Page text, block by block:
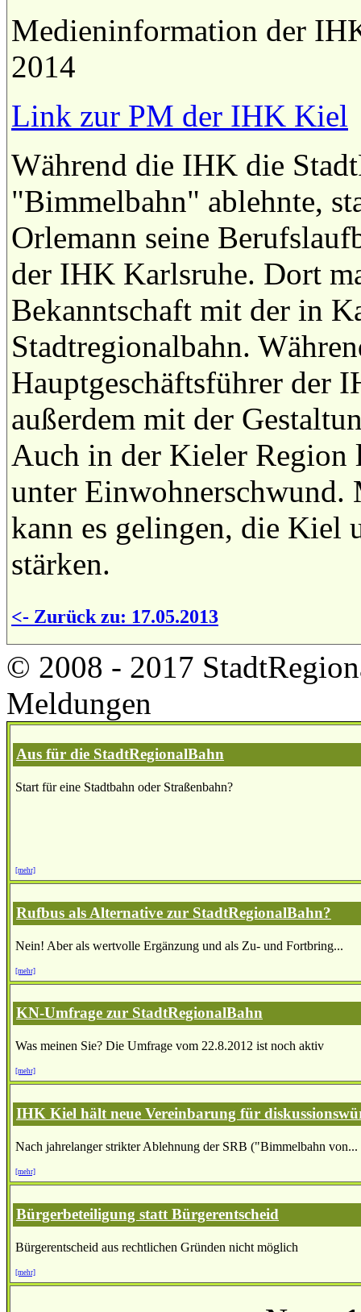
Medieninformation der
2014
Link zur PM der IHK Kiel
Während die IHK die
"Bimmelbahn" ablehnte,
Orlemann seine
der IHK Karlsruhe. Dort
Bekanntschaft mit der in
Stadtregionalbahn.
Hauptgeschäftsführer der
außerdem mit der
Auch in der Kieler Region
unter Einwohnerschwund.
kann es gelingen, die Kiel
stärken.
<- Zurück zu: 17.05.2013
© 2008 - 2017
Meldungen
Aus für die StadtRegionalBahn
Start für eine Stadtbahn oder Straßenbahn?
[mehr]
Rufbus als Alternative zur StadtRegionalBahn?
Nein! Aber als wertvolle Ergänzung und als Zu- und Fortbring...
[mehr]
KN-Umfrage zur StadtRegionalBahn
Was meinen Sie? Die Umfrage vom 22.8.2012 ist noch aktiv
[mehr]
IHK Kiel hält neue Vereinbarung für
Nach jahrelanger strikter Ablehnung der SRB ("Bimmelbahn von...
[mehr]
Bürgerbeteiligung statt Bürgerentscheid
Bürgerentscheid aus rechtlichen Gründen nicht möglich
[mehr]